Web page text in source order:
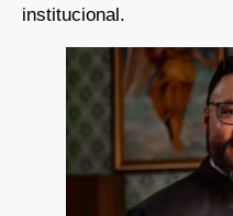
institucional.